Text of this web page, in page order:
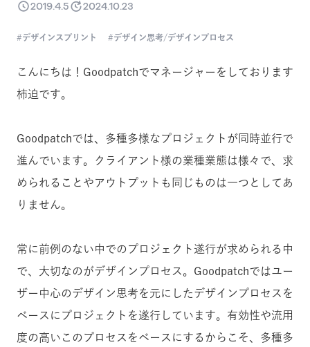
2019.4.5 2024.10.23
デザインスプリント デザイン思考/デザインプロセス
こんにちは！Goodpatchでマネージャーをしております
柿迫です。
Goodpatchでは、多種多様なプロジェクトが同時並行で
進んでいます。クライアント様の業種業態は様々で、求
められることやアウトプットも同じものは一つとしてあ
りません。
常に前例のない中でのプロジェクト遂行が求められる中
で、大切なのがデザインプロセス。Goodpatchではユー
ザー中心のデザイン思考を元にしたデザインプロセスを
ベースにプロジェクトを遂行しています。有効性や流用
度の高いこのプロセスをベースにするからこそ、多種多